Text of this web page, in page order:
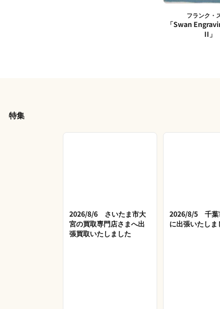
フランク・
「Swan
II」
特集
2026/8/6 さいたま市大
宮の買取専門店さまへ出
張買取いたしました
2026/8/5 千葉
に出張いたしま